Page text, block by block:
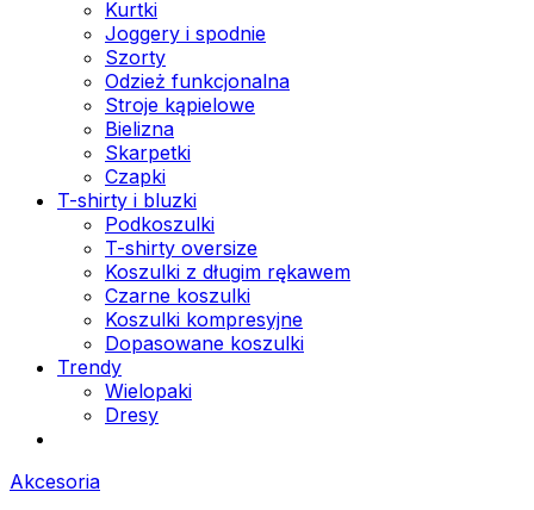
Kurtki
Joggery i spodnie
Szorty
Odzież funkcjonalna
Stroje kąpielowe
Bielizna
Skarpetki
Czapki
T-shirty i bluzki
Podkoszulki
T-shirty oversize
Koszulki z długim rękawem
Czarne koszulki
Koszulki kompresyjne
Dopasowane koszulki
Trendy
Wielopaki
Dresy
Akcesoria